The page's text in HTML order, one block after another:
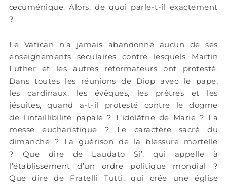
œcuménique. Alors, de quoi parle-t-il exactement
?
Le Vatican n’a jamais abandonné aucun de ses
enseignements séculaires contre lesquels Martin
Luther et les autres réformateurs ont protesté.
Dans toutes les réunions de Diop avec le pape,
les cardinaux, les évêques, les prêtres et les
jésuites, quand a-t-il protesté contre le dogme
de l’infaillibilité papale ? L’idolâtrie de Marie ? La
messe eucharistique ? Le caractère sacré du
dimanche ? La guérison de la blessure mortelle
? Que dire de Laudato Si’, qui appelle à
l’établissement d’un ordre politique mondial ?
Que dire de Fratelli Tutti, qui crée une église